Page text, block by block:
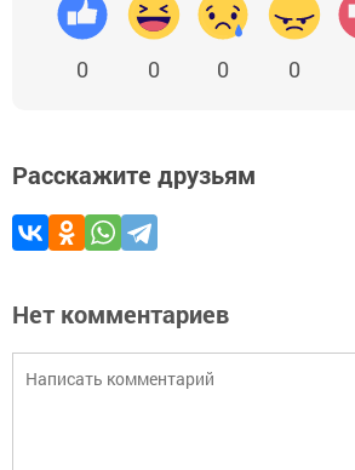
0 0 0 0
Расскажите друзьям
Нет комментариев